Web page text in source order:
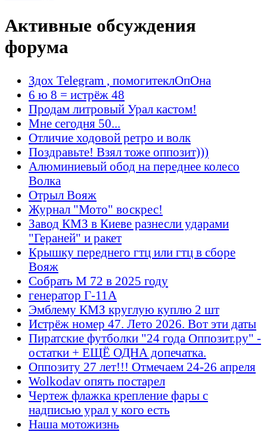
Активные обсуждения
форума
Здох Telegram , помогитеклОпОна
6 ю 8 = истрёж 48
Продам литровый Урал кастом!
Мне сегодня 50...
Отличие ходовой ретро и волк
Поздравьте! Взял тоже оппозит)))
Алюминиевый обод на переднее колесо
Волка
Отрыл Вояж
Журнал "Мото" воскрес!
Завод КМЗ в Киеве разнесли ударами
"Гераней" и ракет
Крышку переднего гтц или гтц в сборе
Вояж
Собрать М 72 в 2025 году
генератор Г-11А
Эмблему КМЗ круглую куплю 2 шт
Истрёж номер 47. Лето 2026. Вот эти даты
Пиратские футболки "24 года Оппозит.ру" -
остатки + ЕЩЁ ОДНА допечатка.
Оппозиту 27 лет!!! Отмечаем 24-26 апреля
Wolkodav опять постарел
Чертеж флажка крепление фары с
надписью урал у кого есть
Наша мотожизнь